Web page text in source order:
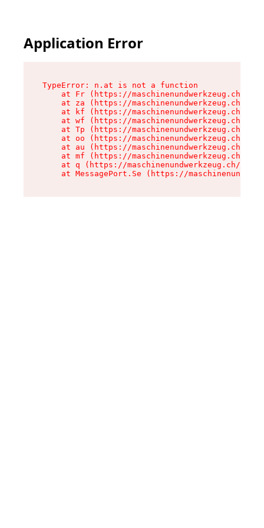
Application Error
TypeError: n.at is not a function
at Fr (https://maschinenundwerkzeug.ch/
at za (https://maschinenundwerkzeug.ch/
at kf (https://maschinenundwerkzeug.ch/
at wf (https://maschinenundwerkzeug.ch/
at Tp (https://maschinenundwerkzeug.ch/
at oo (https://maschinenundwerkzeug.ch/
at au (https://maschinenundwerkzeug.ch/
at mf (https://maschinenundwerkzeug.ch/
at q (https://maschinenundwerkzeug.ch/
at MessagePort.Se (https://